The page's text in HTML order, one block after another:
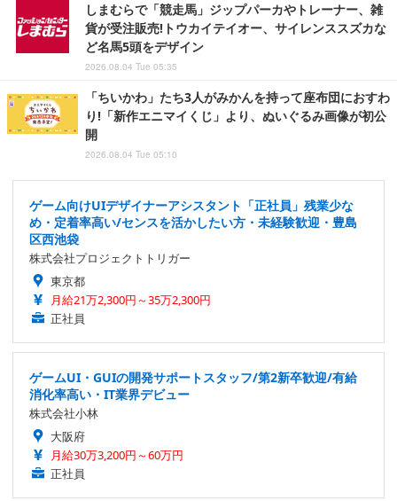
しまむらで「競走馬」ジップパーカやトレーナー、雑
貨が受注販売!トウカイテイオー、サイレンススズカな
ど名馬5頭をデザイン
2026.08.04 Tue 05:35
「ちいかわ」たち3人がみかんを持って座布団におすわ
り!「新作エニマイくじ」より、ぬいぐるみ画像が初公
開
2026.08.04 Tue 05:10
ゲーム向けUIデザイナーアシスタント「正社員」残業少な
め・定着率高い/センスを活かしたい方・未経験歓迎・豊島
区西池袋
株式会社プロジェクトトリガー
東京都
月給21万2,300円～35万2,300円
正社員
ゲームUI・GUIの開発サポートスタッフ/第2新卒歓迎/有給
消化率高い・IT業界デビュー
株式会社小林
大阪府
月給30万3,200円～60万円
正社員